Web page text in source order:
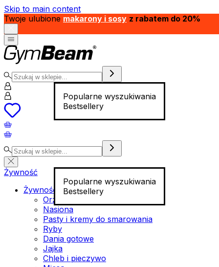
Skip to main content
Twoje ulubione makarony i sosy z rabatem do 20%
Popularne wyszukiwania
Bestsellery
Popularne wyszukiwania
Bestsellery
Żywność
Żywność funkcjonalna
Orzechy
Nasiona
Pasty i kremy do smarowania
Ryby
Dania gotowe
Jajka
Chleb i pieczywo